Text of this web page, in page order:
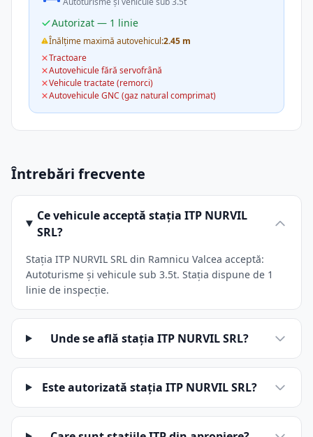
Autorizat — 1 linie
Înălțime maximă autovehicul:2.45 m
Tractoare
Autovehicule fără servofrână
Vehicule tractate (remorci)
Autovehicule GNC (gaz natural comprimat)
Întrebări frecvente
Ce vehicule acceptă stația ITP NURVIL
SRL?
Stația ITP NURVIL SRL din Ramnicu Valcea acceptă:
Autoturisme și vehicule sub 3.5t. Stația dispune de 1
linie de inspecție.
Unde se află stația ITP NURVIL SRL?
Este autorizată stația ITP NURVIL SRL?